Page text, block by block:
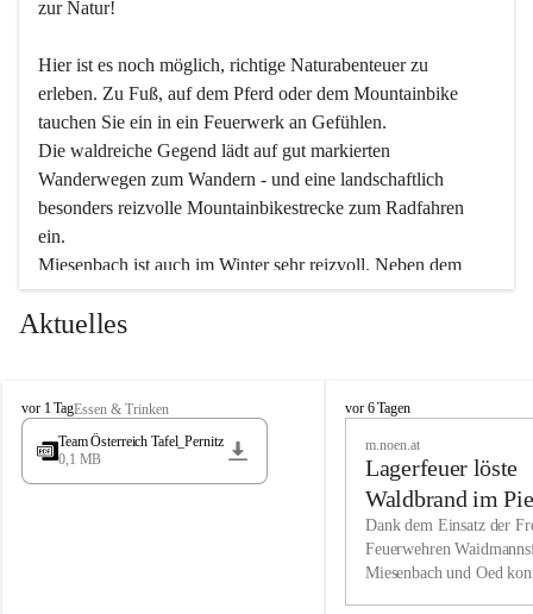
zur Natur!
Hier ist es noch möglich, richtige Naturabenteuer zu
erleben. Zu Fuß, auf dem Pferd oder dem Mountainbike
tauchen Sie ein in ein Feuerwerk an Gefühlen.
Die waldreiche Gegend lädt auf gut markierten
Wanderwegen zum Wandern - und eine landschaftlich
besonders reizvolle Mountainbikestrecke zum Radfahren
ein.
Miesenbach ist auch im Winter sehr reizvoll. Neben dem
Eisstockschießen gibt es auf dem nahe gelegenen Unterberg
wunderschöne Naturschneepisten, die zum Schifahren oder
vielfältige Angebot unserer Kulturvereine.
Überzeugen Sie sich selbst, dass Sie in Miesenbach sowie
in den Beherbergungsbetrieben, Gaststätten und urigen
Wir kennen Miesenbach als lebens- und liebenswerten Ort.
Tradition und Innovation werden ebenso groß geschrieben
Aktuelles
M
i
s
vor 1 TagEssen & Trinken
Team Österreich Tafel_Pernitz
0,1 MB
M
h
vor 6 Tagen
m.noen.at
Lagerfeuer löste
Waldbrand im
aus
Dank dem Einsatz der
Feuerwehren
Miesenbach und Oed